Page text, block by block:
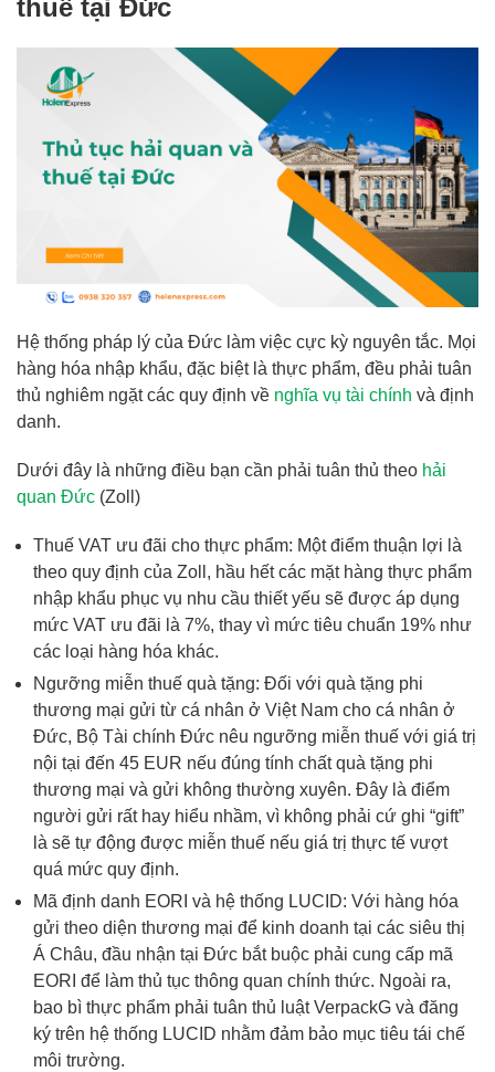
thuế tại Đức
Hệ thống pháp lý của Đức làm việc cực kỳ nguyên tắc. Mọi
hàng hóa nhập khẩu, đặc biệt là thực phẩm, đều phải tuân
thủ nghiêm ngặt các quy định về nghĩa vụ tài chính và định
danh.
Dưới đây là những điều bạn cần phải tuân thủ theo hải
quan Đức (Zoll)
Thuế VAT ưu đãi cho thực phẩm: Một điểm thuận lợi là
theo quy định của Zoll, hầu hết các mặt hàng thực phẩm
nhập khẩu phục vụ nhu cầu thiết yếu sẽ được áp dụng
mức VAT ưu đãi là 7%, thay vì mức tiêu chuẩn 19% như
các loại hàng hóa khác.
Ngưỡng miễn thuế quà tặng: Đối với quà tặng phi
thương mại gửi từ cá nhân ở Việt Nam cho cá nhân ở
Đức, Bộ Tài chính Đức nêu ngưỡng miễn thuế với giá trị
nội tại đến 45 EUR nếu đúng tính chất quà tặng phi
thương mại và gửi không thường xuyên. Đây là điểm
người gửi rất hay hiểu nhầm, vì không phải cứ ghi “gift”
là sẽ tự động được miễn thuế nếu giá trị thực tế vượt
quá mức quy định.
Mã định danh EORI và hệ thống LUCID: Với hàng hóa
gửi theo diện thương mại để kinh doanh tại các siêu thị
Á Châu, đầu nhận tại Đức bắt buộc phải cung cấp mã
EORI để làm thủ tục thông quan chính thức. Ngoài ra,
bao bì thực phẩm phải tuân thủ luật VerpackG và đăng
ký trên hệ thống LUCID nhằm đảm bảo mục tiêu tái chế
môi trường.